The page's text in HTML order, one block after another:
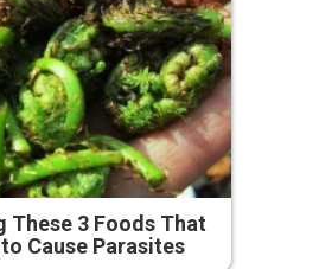
These 3 Foods That
Cause Parasites